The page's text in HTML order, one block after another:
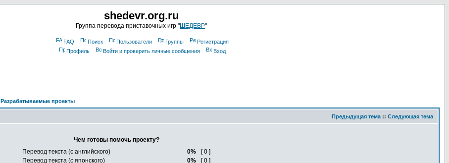
shedevr.org.ru
Группа перевода приставочных игр "ШЕДЕВР"
FAQ Поиск Пользователи Группы
Регистрация
Профиль
Войти и проверить личные сообщения Вход
Разрабатываемые проекты
Предыдущая тема :: Следующая тема
Чем готовы помочь проекту?
Перевод текста (с английского)
0%
[ 0 ]
Перевод текста (с японского)
0%
[ 0 ]